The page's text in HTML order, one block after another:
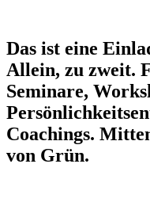
Das ist eine
Allein, zu zweit.
Seminare,
Coachings.
von Grün.